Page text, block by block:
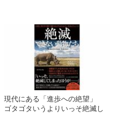
現代にある「進歩への絶望」
ゴタゴタいうよりいっそ絶滅し